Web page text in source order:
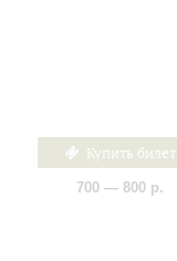
Купить билет
700 — 800 р.